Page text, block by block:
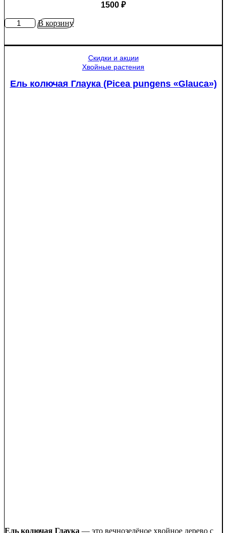
1500 ₽
КоличествоВ корзину
Скидки и акции
Хвойные растения
Ель колючая Глаука (Picea pungens «Glauca»)
Ель колючая Глаука — это вечнозелёное хвойное дерево с